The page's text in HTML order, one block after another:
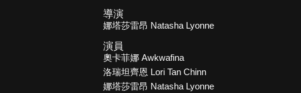
導演
娜塔莎雷昂 Natasha Lyonne
演員
奧卡菲娜 Awkwafina
洛瑞坦齊恩 Lori Tan Chinn
娜塔莎雷昂 Natasha Lyonne